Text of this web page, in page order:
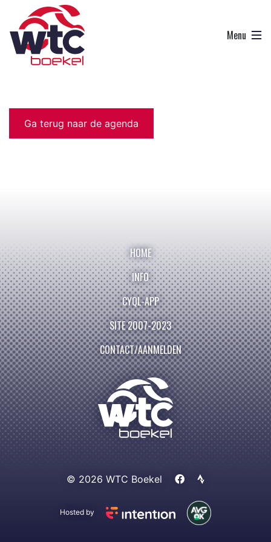
Ga terug naar de agenda
HOME
INFO
CYQL-APP
SITE 2007-2023
CONTACT/AANMELDEN
© 2026 WTC Boekel
Hosted by